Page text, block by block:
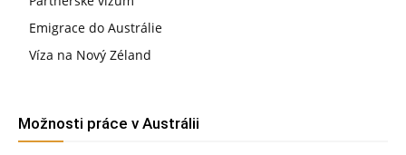
Emigrace do Austrálie
Víza na Nový Zéland
Možnosti práce v Austrálii